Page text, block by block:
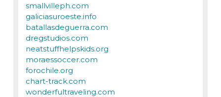
smallvilleph.com
galiciasuroeste.info
batallasdeguerra.com
dregstudios.com
neatstuffhelpskids.org
moraessoccer.com
forochile.org
chart-track.com
wonderfultraveling.com